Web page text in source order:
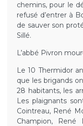
chemins, pour le
refusé d’entrer à
de sauver son
Sillé.
L’abbé Pivron
Le 10 Thermidor
que les brigands
28 habitants, les
Les plaignants
Cointreau, René
Champion, René